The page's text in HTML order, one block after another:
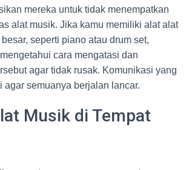
mereka untuk tidak menempatkan
alat musik. Jika kamu memiliki alat alat
seperti piano atau drum set,
cara mengatasi dan
agar tidak rusak. Komunikasi yang
agar semuanya berjalan lancar.
Musik di Tempat